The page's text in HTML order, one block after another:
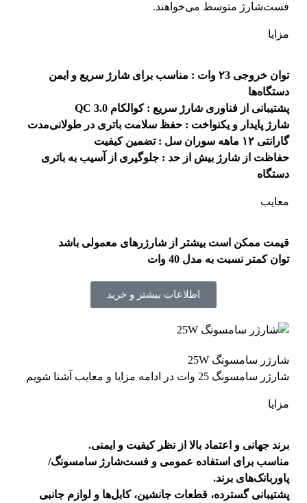
فست‌شارژ متوسط می‌خواهند.
مزایا
توان خروجی ۲3 وات
: مناسب برای شارژ سریع و ایمن
دستگاه‌ها
پشتیبانی از فناوری شارژ سریع : کوالکام QC 3.0
شارژ پایدار و یکنواخت : حفظ سلامت باتری در طولانی‌مدت
گارانتی ۱۲ ماهه سوران سل : تضمین کیفیت
حفاظت از شارژ بیش از حد : جلوگیری از آسیب به باتری
دستگاه
معایب
قیمت ممکن است بیشتر از شارژرهای معمولی باشد
توان کمتر نسبت به مدل 40 وات
اطلاعات بیشتر و خرید
شارژر سامسونگ 25W
شارژر سامسونگ 25 وات در ادامه مزایا و معایب آشنا شویم
مزایا
برند جهانی و اعتماد بالا از نظر کیفیت و ایمنی.
مناسب برای استفاده عمومی و فست‌شارژ سامسونگ/
پاوربانک‌های برند.
پشتیبانی گسترده، قطعات جانشین، کابل‌ها و لوازم جانبی